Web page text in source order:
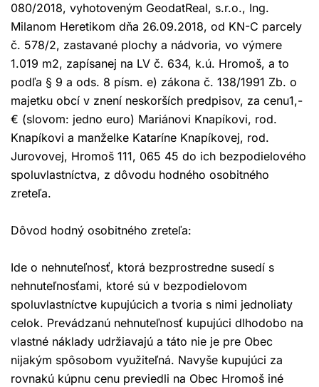
080/2018, vyhotoveným GeodatReal, s.r.o., Ing.
Milanom Heretikom dňa 26.09.2018, od KN-C parcely
č. 578/2, zastavané plochy a nádvoria, vo výmere
1.019 m2, zapísanej na LV č. 634, k.ú. Hromoš, a to
podľa § 9 a ods. 8 písm. e) zákona č. 138/1991 Zb. o
majetku obcí v znení neskorších predpisov, za cenu1,-
€ (slovom: jedno euro) Mariánovi Knapíkovi, rod.
Knapíkovi a manželke Kataríne Knapíkovej, rod.
Jurovovej, Hromoš 111, 065 45 do ich bezpodielového
spoluvlastníctva, z dôvodu hodného osobitného
zreteľa.
Dôvod hodný osobitného zreteľa:
Ide o nehnuteľnosť, ktorá bezprostredne susedí s
nehnuteľnosťami, ktoré sú v bezpodielovom
spoluvlastníctve kupujúcich a tvoria s nimi jednoliaty
celok. Prevádzanú nehnuteľnosť kupujúci dlhodobo na
vlastné náklady udržiavajú a táto nie je pre Obec
nijakým spôsobom využiteľná. Navyše kupujúci za
rovnakú kúpnu cenu previedli na Obec Hromoš iné